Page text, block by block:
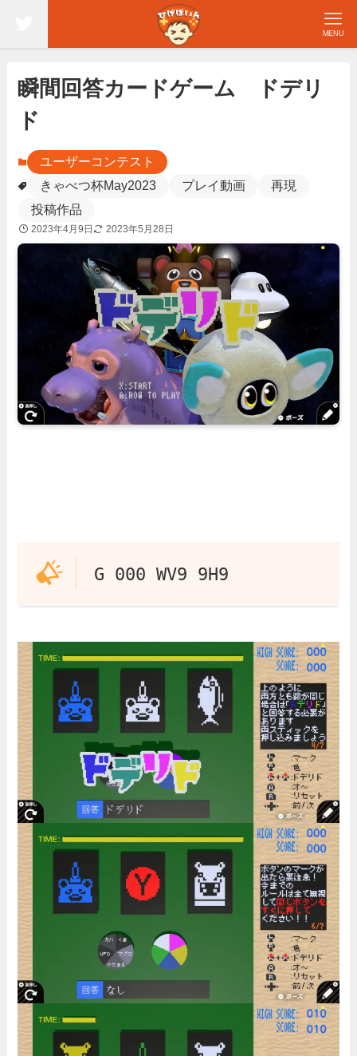
MENU
瞬間回答カードゲーム ドデリ
ド
ユーザーコンテスト
きゃべつ杯May2023
プレイ動画
再現
投稿作品
2023年4月9日 2023年5月28日
G 000 WV9 9H9